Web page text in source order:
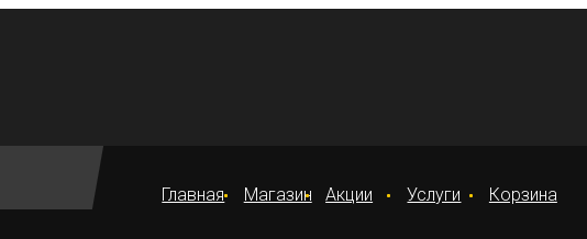
Главная Магазин Акции Услуги Корзина